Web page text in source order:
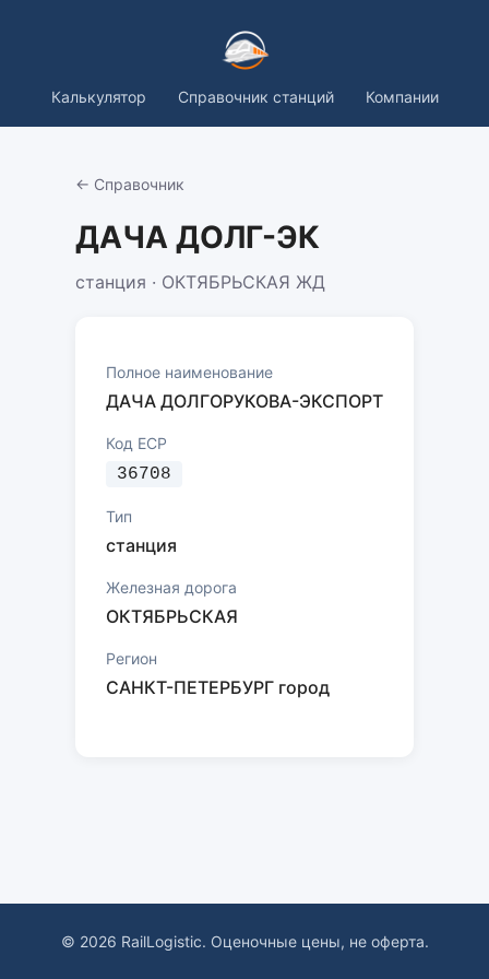
Калькулятор Справочник станций Компании
← Справочник
ДАЧА ДОЛГ-ЭК
станция · ОКТЯБРЬСКАЯ ЖД
Полное наименование
ДАЧА ДОЛГОРУКОВА-ЭКСПОРТ
Код ЕСР
36708
Тип
станция
Железная дорога
ОКТЯБРЬСКАЯ
Регион
САНКТ-ПЕТЕРБУРГ город
© 2026 RailLogistic. Оценочные цены, не оферта.